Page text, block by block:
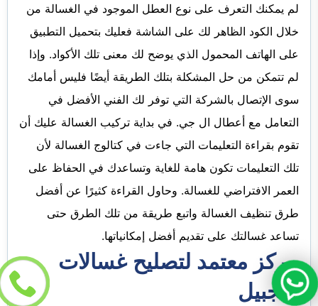
لم يمكنك التعرف على نوع العطل الموجود في الغسالة من
خلال الكود الظاهر لك على الشاشة فعليك بتحميل التطبيق
على الهاتف المحمول الذي يوضح لك معنى تلك الأكواد. وإذا
لم تتمكن من حل المشكلة بتلك الطريقة أيضًا فليس أمامك
سوى الإتصال بالشركة التي توفر لك الفني الأفضل في
التعامل مع أعطال ال جي. في بداية تركيب الغسالة عليك أن
تقوم بقراءة التعليمات التي جاءت في كتالوج الغسالة لأن
تلك التعليمات تكون هامة للغاية وتساعدك في الحفاظ على
العمر الافتراضي للغسالة. وحاول القراءة كثيرًا عن أفضل
طرق تنظيف الغسالة واتبع طريقة من تلك الطرق حتى
تساعد غسالتك على تقديم أفضل إمكانياتها.
مركز معتمد لتصليح غسالات
بالجبيل